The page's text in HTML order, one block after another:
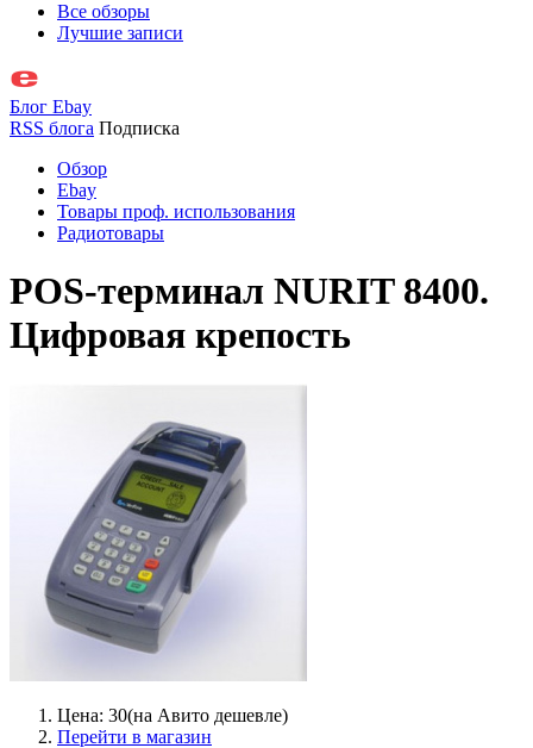
Все обзоры
Лучшие записи
Блог Ebay
RSS блога Подписка
Обзор
Ebay
Товары проф. использования
Радиотовары
POS-терминал NURIT 8400.
Цифровая крепость
Цена: 30(на Авито дешевле)
Перейти в магазин